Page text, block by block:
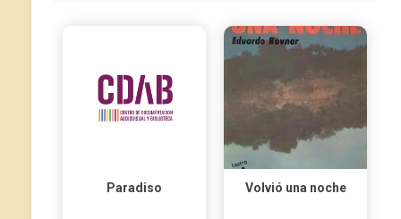
Paradiso Volvió una noche